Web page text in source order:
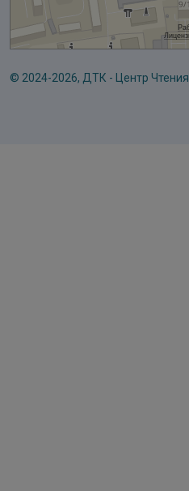
© 2024-2026, ДТК - Центр Чтения